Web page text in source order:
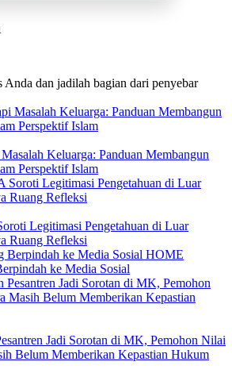
dan jadilah bagian dari penyebar
Keluarga: Panduan Membangun
Perspektif Islam
Legitimasi Pengetahuan di Luar
Ruang Refleksi
HOME
ke Media Sosial
Jadi Sorotan di MK, Pemohon Nilai
Belum Memberikan Kepastian Hukum